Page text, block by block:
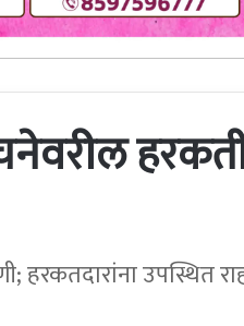
हरकतदारांना उपस्थित